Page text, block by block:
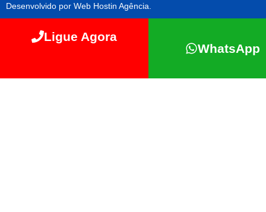
Desenvolvido por Web Hostin Agência.
Ligue Agora
WhatsApp